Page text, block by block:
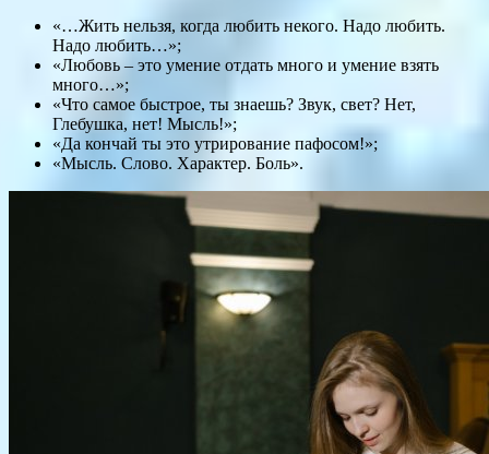
«…Жить нельзя, когда любить некого. Надо любить.
Надо любить…»;
«Любовь – это умение отдать много и умение взять
много…»;
«Что самое быстрое, ты знаешь? Звук, свет? Нет,
Глебушка, нет! Мысль!»;
«Да кончай ты это утрирование пафосом!»;
«Мысль. Слово. Характер. Боль».